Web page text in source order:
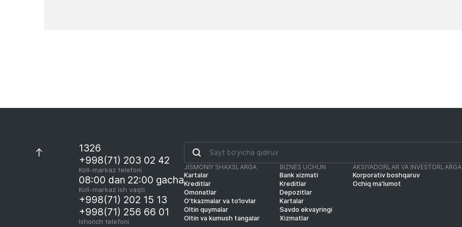
1326
+998(71) 203 02 42
Koll-markaz telefoni
08:00 dan 22:00 gacha
Koll-markaz ish vaqti
+998(71) 202 15 13
+998(71) 256 66 01
Ishonch telefoni
JISMONIY SHAXSLARGA
Kartalar
Kreditlar
Omonatlar
O‘tkazmalar va to‘lovlar
Oltin quymalar
Oltin va kumush tangalar
BIZNES UCHUN
Bank xizmati
Kreditlar
Depozitlar
Kartalar
Savdo ekvayringi
Xizmatlar
AKSIYADORLAR VA INVESTORLARGA
Korporativ boshqaruv
Ochiq ma’lumot